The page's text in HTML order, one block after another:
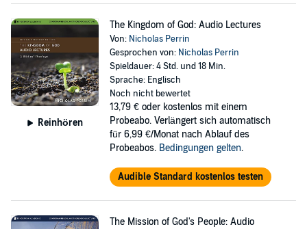
Reinhören
The Kingdom of God: Audio Lectures
Von: Nicholas Perrin
Gesprochen von: Nicholas Perrin
Spieldauer: 4 Std. und 18 Min.
Sprache: Englisch
Noch nicht bewertet
13,79 € oder kostenlos mit einem
Probeabo. Verlängert sich automatisch
für 6,99 €/Monat nach Ablauf des
Probeabos. Bedingungen gelten.
Audible Standard kostenlos testen
The Mission of God's People: Audio